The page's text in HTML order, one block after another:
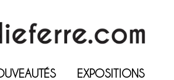
EXPOSITIONS